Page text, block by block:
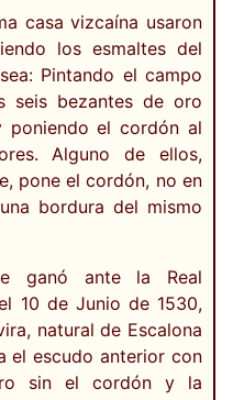
casa vizcaína usaron
los esmaltes del
Pintando el campo
seis bezantes de oro
poniendo el cordón al
Alguno de ellos,
pone el cordón, no en
bordura del mismo
ganó ante la Real
10 de Junio de 1530,
natural de Escalona
el escudo anterior con
sin el cordón y la